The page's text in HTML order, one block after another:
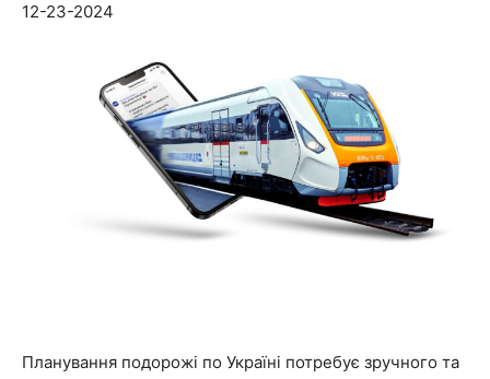
12-23-2024
Планування подорожі по Україні потребує зручного та